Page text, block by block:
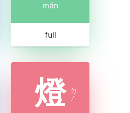
mǎn
full
燈 ㄉ
ㄥ